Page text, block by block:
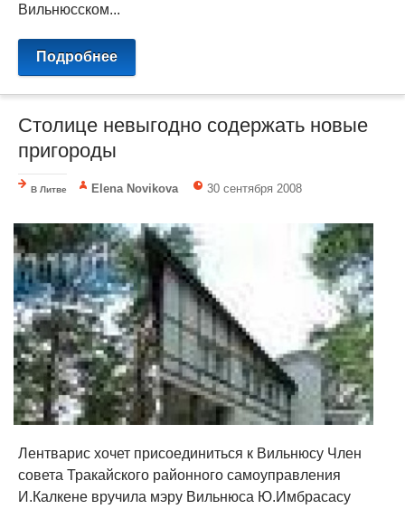
Вильнюсском...
Подробнее
Столице невыгодно содержать новые
пригороды
В Литве Elena Novikova 30 сентября 2008
Лентварис хочет присоединиться к Вильнюсу Член
совета Тракайского районного самоуправления
И.Калкене вручила мэру Вильнюса Ю.Имбрасасу